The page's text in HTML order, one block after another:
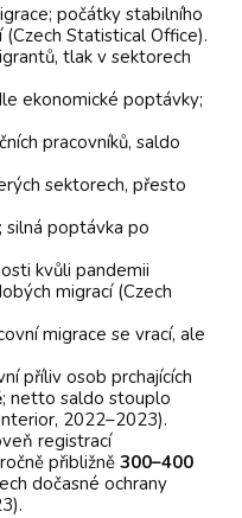
počátky stabilního
Statistical Office).
tlak v sektorech
ekonomické poptávky;
pracovníků, saldo
sektorech, přesto
silná poptávka po
kvůli pandemii
migrací (Czech
migrace se vrací, ale
příliv osob prchajících
; netto saldo stouplo
2022–2023).
registrací
přibližně 300–400
dočasné ochrany